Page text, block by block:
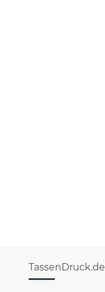
TassenDruck.de